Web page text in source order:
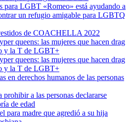
para LGBT «Romeo» está ayudando a
un refugio amigable para LGBTQ
de COACHELLA 2022
queens: las mujeres que hacen drag
y la T de LGBT+
queens: las mujeres que hacen drag
y la T de LGBT+
en derechos humanos de las personas
prohibir a las personas declararse
de edad
para madre que agredió a su hija